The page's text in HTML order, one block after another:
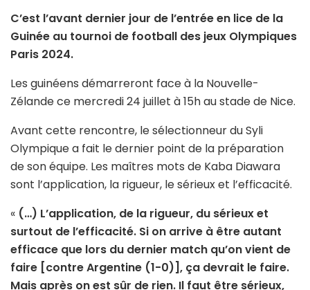
C’est l’avant dernier jour de l’entrée en lice de la
Guinée au tournoi de football des jeux Olympiques
Paris 2024.
Les guinéens démarreront face à la Nouvelle-
Zélande ce mercredi 24 juillet à 15h au stade de Nice.
Avant cette rencontre, le sélectionneur du Syli
Olympique a fait le dernier point de la préparation
de son équipe. Les maîtres mots de Kaba Diawara
sont l’application, la rigueur, le sérieux et l’efficacité.
« (…) L’application, de la rigueur, du sérieux et
surtout de l’efficacité. Si on arrive à être autant
efficace que lors du dernier match qu’on vient de
faire [contre Argentine (1-0)], ça devrait le faire.
Mais après on est sûr de rien. Il faut être sérieux,